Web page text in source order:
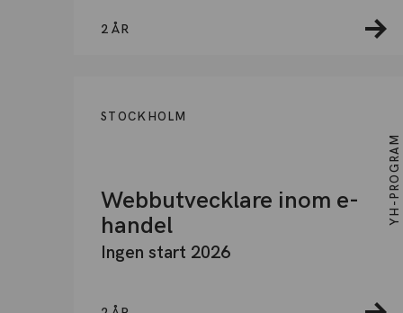
2 ÅR
STOCKHOLM
Webbutvecklare inom e-
handel
Ingen start 2026
YH-PROGRAM